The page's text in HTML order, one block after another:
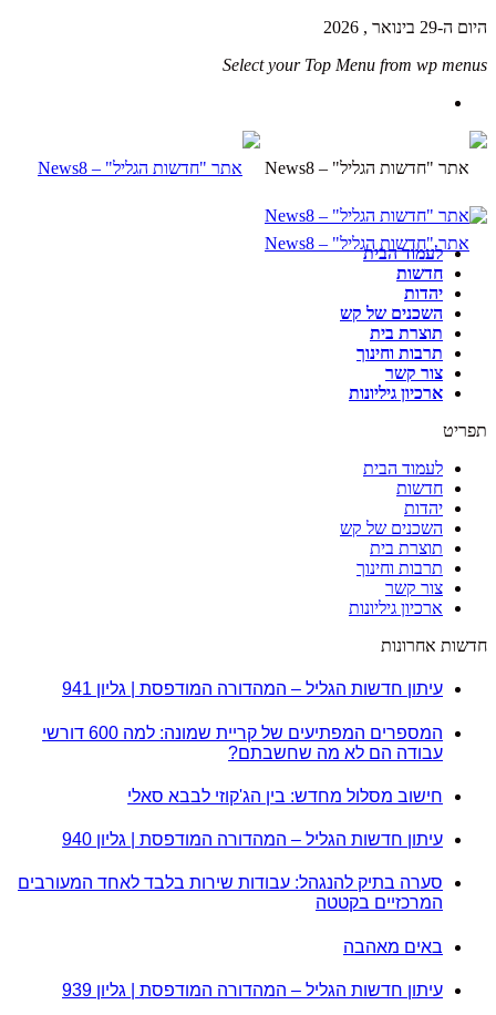
היום ה-29 בינואר , 2026
Select your Top Menu from wp menus
לעמוד הבית
חדשות
יהדות
השכנים של קש
תוצרת בית
תרבות וחינוך
צור קשר
ארכיון גיליונות
תפריט
לעמוד הבית
חדשות
יהדות
השכנים של קש
תוצרת בית
תרבות וחינוך
צור קשר
ארכיון גיליונות
חדשות אחרונות
עיתון חדשות הגליל – המהדורה המודפסת | גליון 941
המספרים המפתיעים של קריית שמונה: למה 600 דורשי
עבודה הם לא מה שחשבתם?
חישוב מסלול מחדש: בין הג'קוזי לבבא סאלי
עיתון חדשות הגליל – המהדורה המודפסת | גליון 940
סערה בתיק להנגהל: עבודות שירות בלבד לאחד המעורבים
המרכזיים בקטטה
באים מאהבה
עיתון חדשות הגליל – המהדורה המודפסת | גליון 939